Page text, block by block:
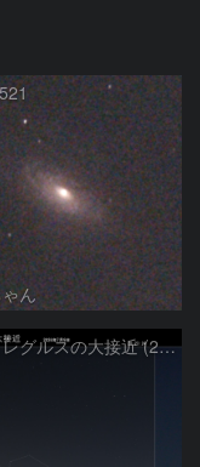
ん
金星とレグルスの大接近 (2026/07/09)